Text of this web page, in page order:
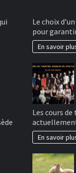
Le choix
pour
En savoir
Les cours
En savoir